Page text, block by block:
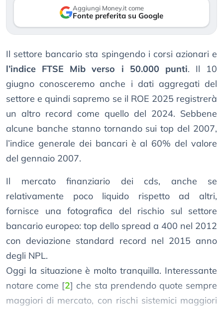
Aggiungi Money.it come
Fonte preferita su Google
Il settore bancario sta spingendo i corsi azionari e
l’indice FTSE Mib verso i 50.000 punti. Il 10
giugno conosceremo anche i dati aggregati del
settore e quindi sapremo se il ROE 2025 registrerà
un altro record come quello del 2024. Sebbene
alcune banche stanno tornando sui top del 2007,
l’indice generale dei bancari è al 60% del valore
del gennaio 2007.
Il mercato finanziario dei cds, anche se
relativamente poco liquido rispetto ad altri,
fornisce una fotografica del rischio sul settore
bancario europeo: top dello spread a 400 nel 2012
con deviazione standard record nel 2015 anno
degli NPL.
Oggi la situazione è molto tranquilla. Interessante
notare come [2] che sta prendendo quote sempre
maggiori di mercato, con rischi sistemici maggiori